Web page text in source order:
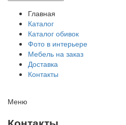
Главная
Каталог
Каталог обивок
Фото в интерьере
Мебель на заказ
Доставка
Контакты
Меню